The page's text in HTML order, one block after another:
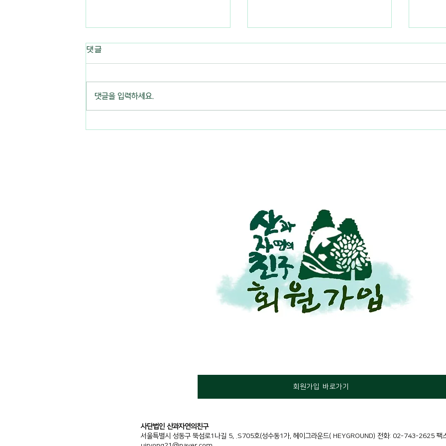
2011-
댓글
댓글을 입력하세요.
회원가입 바로가기
사단법인 산과자연의친구
서울특별시 성동구 뚝섬로1나길 5, .S705호(성수동1가, 헤이그라운드( HEYGROUND) 전화: 02-743-2625 팩